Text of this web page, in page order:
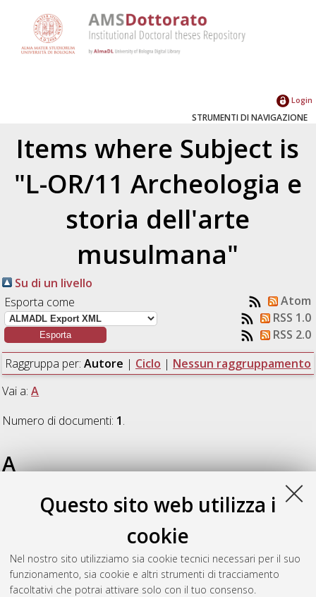
Questo sito web utilizza i
cookie
Nel nostro sito utilizziamo sia cookie tecnici necessari per il suo
funzionamento, sia cookie e altri strumenti di tracciamento
facoltativi che potrai attivare solo con il tuo consenso.
Login
STRUMENTI DI NAVIGAZIONE
Items where Subject is
"L-OR/11 Archeologia e
storia dell'arte
musulmana"
Su di un livello
Esporta come
Atom
RSS 1.0
RSS 2.0
Raggruppa per: Autore | Ciclo | Nessun raggruppamento
Vai a:A
Numero di documenti: 1.
A
Aviles Loayza, Sonia Victoria(2010) CAMINOS ANTIGUOS
DEL NUEVO MUNDO Bolivia - Sudamérica, Siglos XIV - XVII,
através de fuentes arqueológicas y etnohistóricas
thesis], Alma Mater Studiorum Università di Bologna.
Dottorato di ricerca inBisanzio ed Eurasia, 21 Ciclo. DOI
10.6092/unibo/amsdottorato/2979.